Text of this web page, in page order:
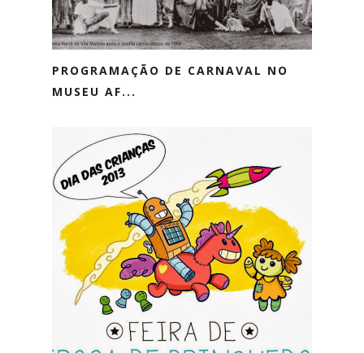
PROGRAMAÇÃO DE CARNAVAL NO
MUSEU AF...